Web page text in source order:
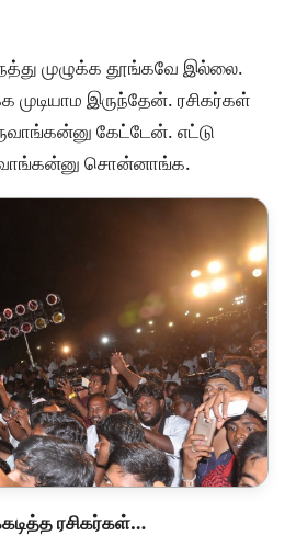
முழுக்க தூங்கவே இல்லை.
இருந்தேன். ரசிகர்கள்
கேட்டேன். எட்டு
சொன்னாங்க.
ரசிகர்கள்…